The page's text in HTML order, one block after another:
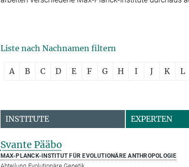
Liste nach Nachnamen filtern
A B C D E F G H I J K L
INSTITUTE EXPERTEN
Svante Pääbo
MAX-PLANCK-INSTITUT FÜR EVOLUTIONÄRE ANTHROPOLOGIE